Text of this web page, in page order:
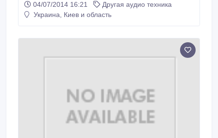
пользовании почти не были так как музыку не
слушаем. Большие колонки 400грн. Средние
04/07/2014 16:21
Другая аудио техника
Украина, Киев и область